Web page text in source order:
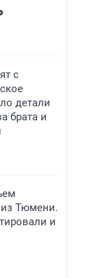
с
детали
брата и
Тюмени.
и